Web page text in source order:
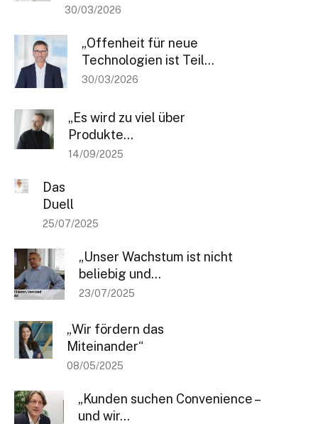
Anmeldung reicht Ihre Mailadresse und natürlich können Sie sich von
[sibwp_form id=1]
30/03/2026
„Offenheit für neue
Technologien ist Teil...
30/03/2026
„Es wird zu viel über
Produkte...
14/09/2025
Das
Duell
25/07/2025
„Unser Wachstum ist nicht
beliebig und...
23/07/2025
„Wir fördern das
Miteinander“
08/05/2025
„Kunden suchen Convenience –
und wir...